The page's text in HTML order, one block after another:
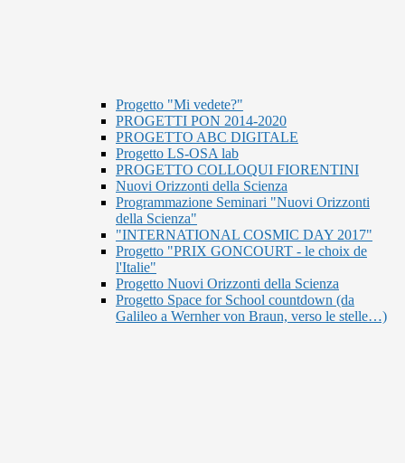
Progetto "Mi vedete?"
PROGETTI PON 2014-2020
PROGETTO ABC DIGITALE
Progetto LS-OSA lab
PROGETTO COLLOQUI FIORENTINI
Nuovi Orizzonti della Scienza
Programmazione Seminari "Nuovi Orizzonti
della Scienza"
"INTERNATIONAL COSMIC DAY 2017"
Progetto "PRIX GONCOURT - le choix de
l'Italie"
Progetto Nuovi Orizzonti della Scienza
Progetto Space for School countdown (da
Galileo a Wernher von Braun, verso le stelle…)